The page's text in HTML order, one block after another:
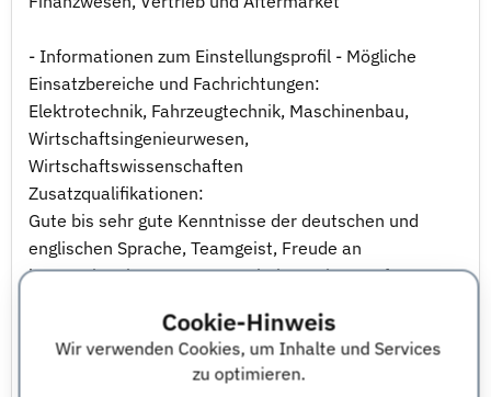
Cookie-Hinweis
Wir verwenden Cookies, um Inhalte und Services
zu optimieren.
- Informationen zum Einstellungsprofil - Mögliche
Einsatzbereiche und Fachrichtungen:
Elektrotechnik, Fahrzeugtechnik, Maschinenbau,
Wirtschaftsingenieurwesen,
Wirtschaftswissenschaften
Zusatzqualifikationen:
Gute bis sehr gute Kenntnisse der deutschen und
englischen Sprache, Teamgeist, Freude an
internationaler Zusammenarbeit - weitere Infos -
Überzeugung, dass jeder Einzelne die Fähigkeit und
den Willen hat, unsere Geschäftstätigkeiten zu
optimieren und den Wunsch, sich fachlich und